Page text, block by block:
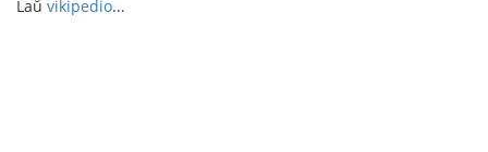
Laŭ vikipedio...